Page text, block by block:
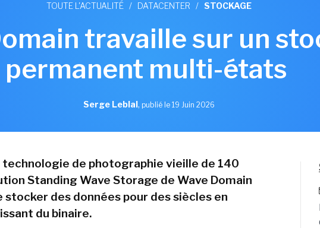
TOUTE L'ACTUALITÉ / DATACENTER / STOCKAGE
travaille sur un
permanent multi-états
Serge Leblal, publié le 19 Juin 2026
technologie de photographie vieille de 140
Standing Wave Storage de Wave Domain
stocker des données pour des siècles en
du binaire.